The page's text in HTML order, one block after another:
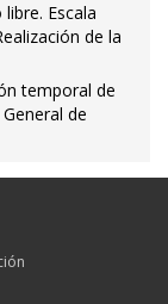
Escala
de la
temporal de
de